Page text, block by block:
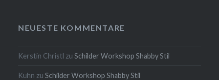
NEUESTE KOMMENTARE
Kerstin Christl zuSchilder Workshop Shabby Stil
Kuhn zuSchilder Workshop Shabby Stil